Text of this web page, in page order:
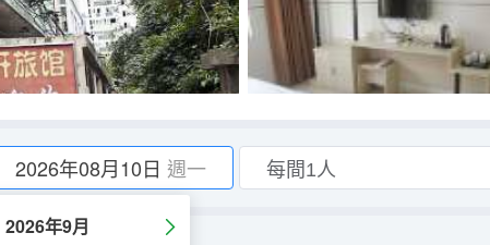
2026年08月10日 週一
2026年9月